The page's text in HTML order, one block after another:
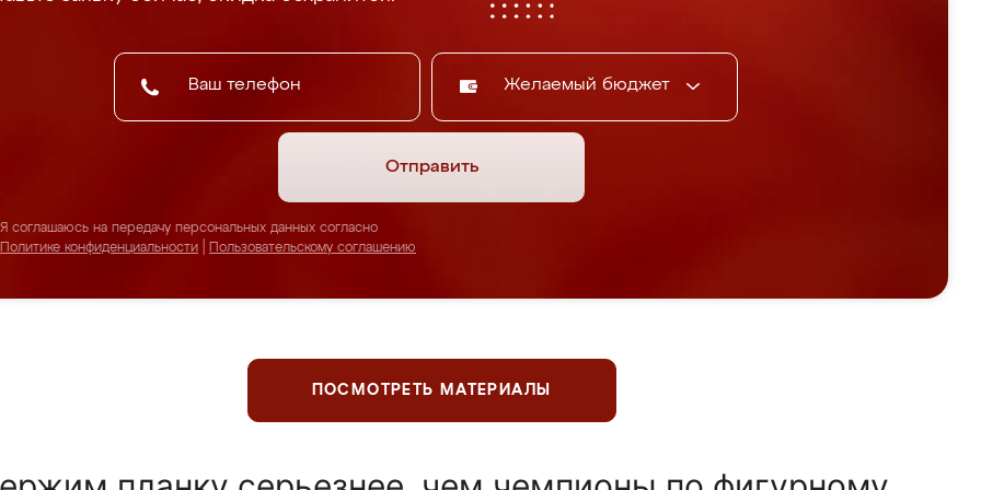
Желаемый бюджет
Отправить
Я соглашаюсь на передачу персональных данных согласно
Политике конфиденциальности
Пользовательскому соглашению
ПОСМОТРЕТЬ МАТЕРИАЛЫ